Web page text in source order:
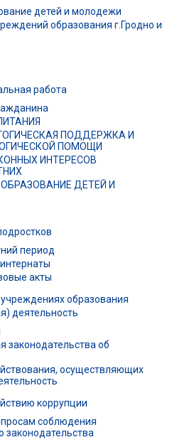
детей и молодежи
образования г.Гродно и
работа
ПОДДЕРЖКА И
ПОМОЩИ
ИНТЕРЕСОВ
ДЕТЕЙ И
период
акты
образования
деятельность
законодательства об
осуществляющих
коррупции
соблюдения
законодательства